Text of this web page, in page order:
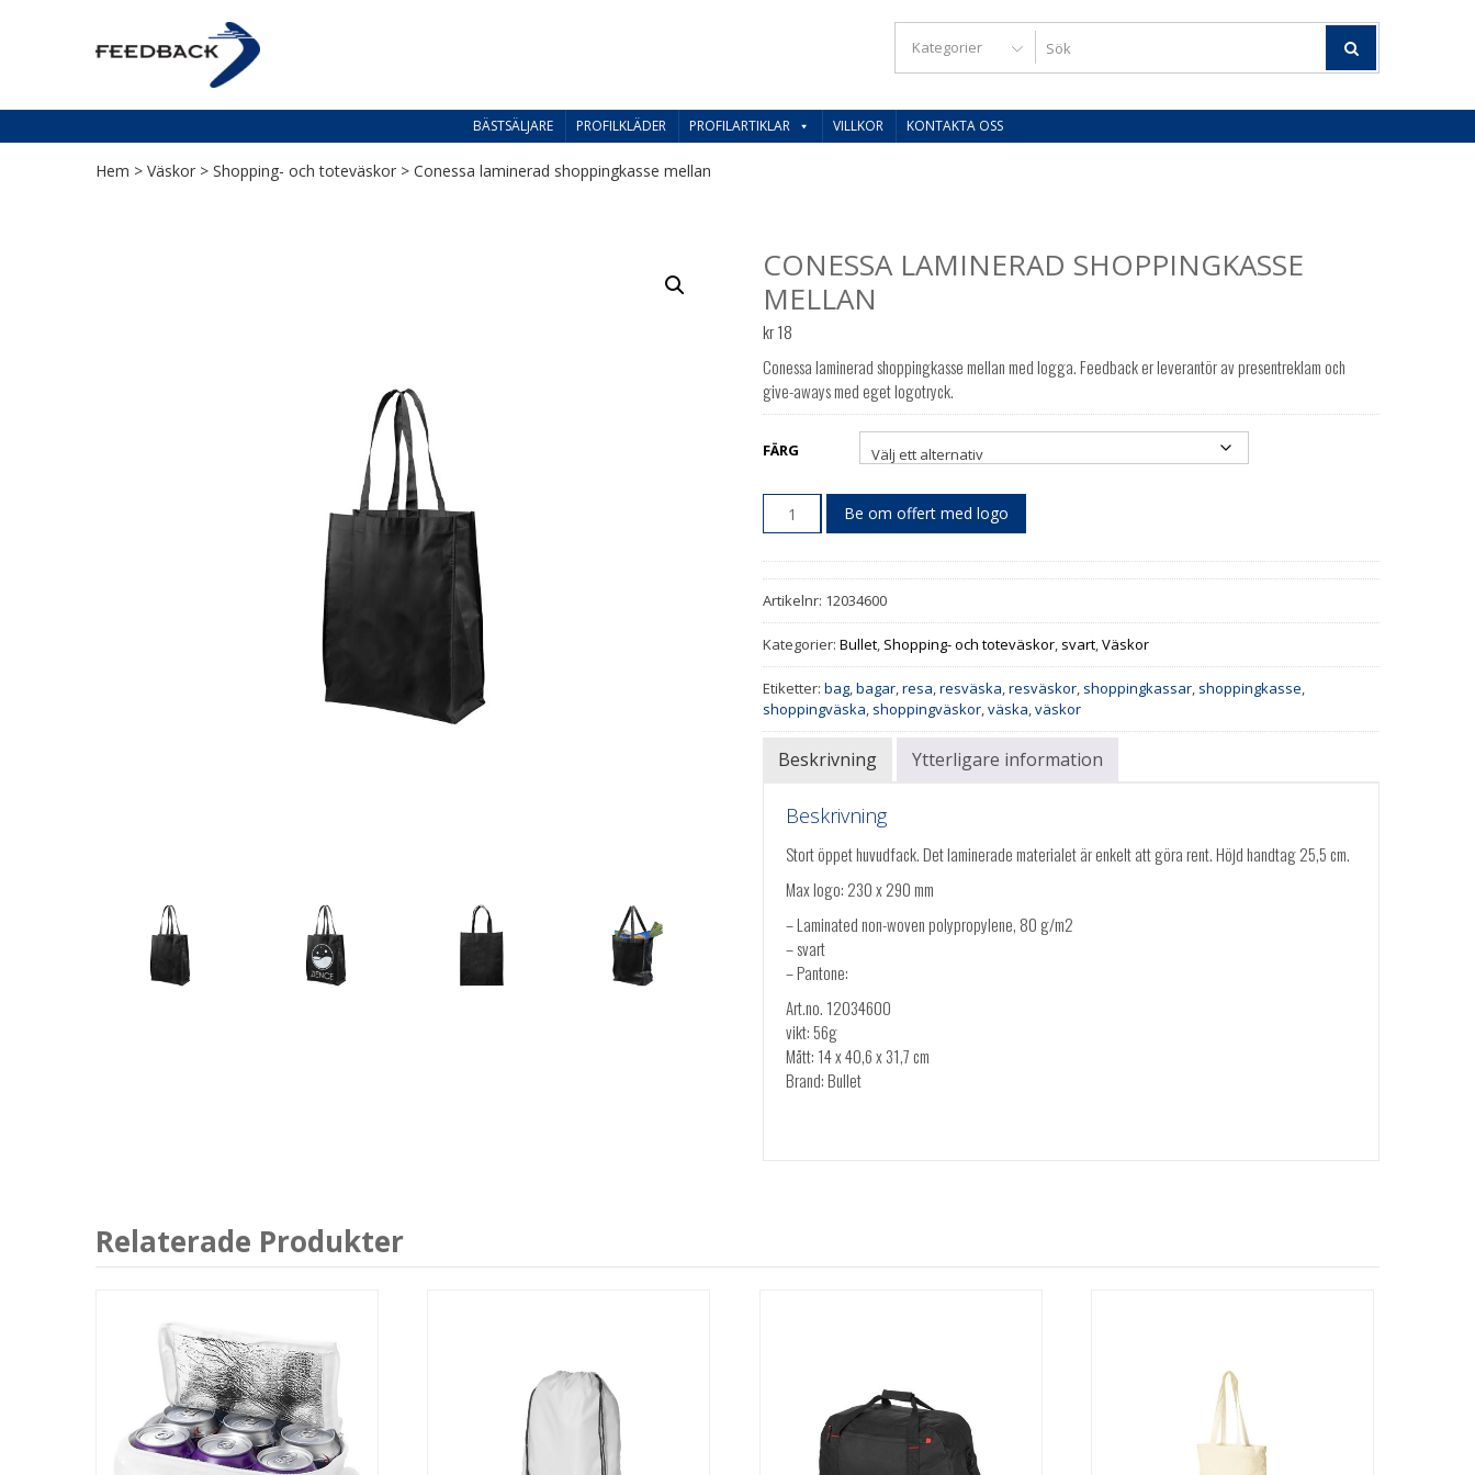
BÄSTSÄLJARE PROFILKLÄDER PROFILARTIKLAR VILLKOR KONTAKTA OSS
Hem > Väskor > Shopping- och toteväskor > Conessa laminerad shoppingkasse mellan
CONESSA LAMINERAD SHOPPINGKASSE
MELLAN
kr18
Conessa laminerad shoppingkasse mellan med logga. Feedback er leverantör av presentreklam och
give-aways med eget logotryck.
FÄRG
Be om offert med logo
Artikelnr: 12034600
Kategorier:Bullet, Shopping- och toteväskor, svart,Väskor
Etiketter:bag,bagar,resa,resväska,resväskor, shoppingkassar, shoppingkasse,
shoppingväska, shoppingväskor,väska,väskor
Beskrivning Ytterligare information
Beskrivning
Stort öppet huvudfack. Det laminerade materialet är enkelt att göra rent. Höjd handtag 25,5 cm.
Max logo: 230 x 290 mm
– Laminated non-woven polypropylene, 80 g/m2
– svart
– Pantone:
Art.no. 12034600
vikt: 56g
Mått: 14 x 40,6 x 31,7 cm
Brand: Bullet
Relaterade Produkter